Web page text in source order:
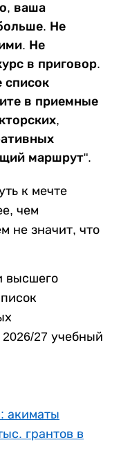
ваша
Не
Не
в приговор.
список
в приемные
маршрут".
к мечте
чем
не значит, что
высшего
27 учебный
акиматы
грантов в